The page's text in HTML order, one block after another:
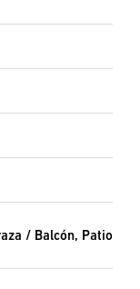
/ Balcón, Patio